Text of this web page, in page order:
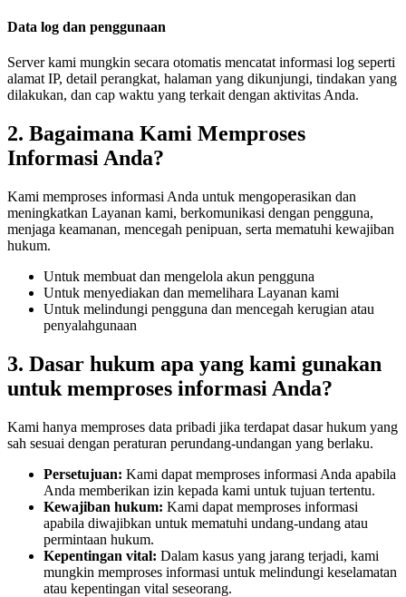
Data log dan penggunaan
Server kami mungkin secara otomatis mencatat informasi log seperti
alamat IP, detail perangkat, halaman yang dikunjungi, tindakan yang
dilakukan, dan cap waktu yang terkait dengan aktivitas Anda.
2. Bagaimana Kami Memproses
Informasi Anda?
Kami memproses informasi Anda untuk mengoperasikan dan
meningkatkan Layanan kami, berkomunikasi dengan pengguna,
menjaga keamanan, mencegah penipuan, serta mematuhi kewajiban
hukum.
Untuk membuat dan mengelola akun pengguna
Untuk menyediakan dan memelihara Layanan kami
Untuk melindungi pengguna dan mencegah kerugian atau
penyalahgunaan
3. Dasar hukum apa yang kami gunakan
untuk memproses informasi Anda?
Kami hanya memproses data pribadi jika terdapat dasar hukum yang
sah sesuai dengan peraturan perundang-undangan yang berlaku.
Persetujuan: Kami dapat memproses informasi Anda apabila
Anda memberikan izin kepada kami untuk tujuan tertentu.
Kewajiban hukum: Kami dapat memproses informasi
apabila diwajibkan untuk mematuhi undang-undang atau
permintaan hukum.
Kepentingan vital: Dalam kasus yang jarang terjadi, kami
mungkin memproses informasi untuk melindungi keselamatan
atau kepentingan vital seseorang.